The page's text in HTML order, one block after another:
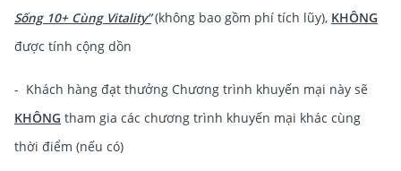
Sống 10+ Cùng Vitality”(không bao gồm phí tích lũy), KHÔNG
được tính cộng dồn
- Khách hàng đạt thưởng Chương trình khuyến mại này sẽ
KHÔNG tham gia các chương trình khuyến mại khác cùng
thời điểm (nếu có)